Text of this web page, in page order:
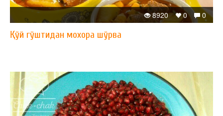
0
0
8920
Қўй гўштидан мохора шўрва